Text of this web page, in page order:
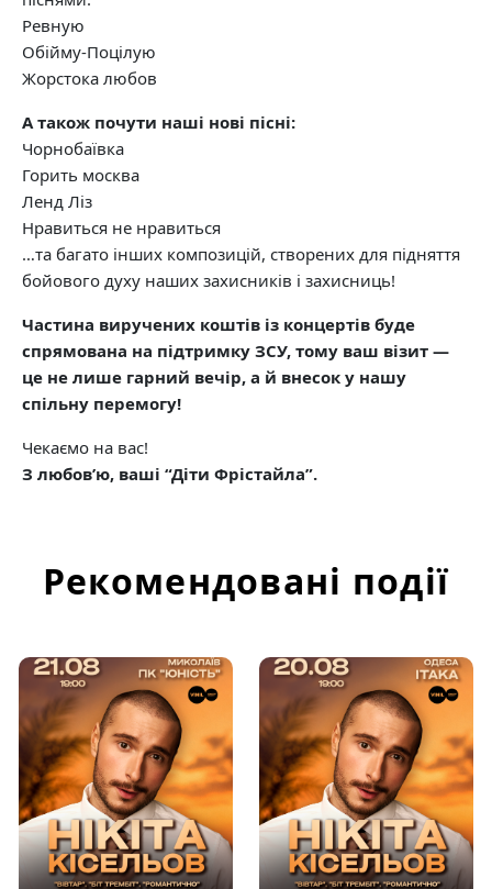
Ревную
Обійму-Поцілую
Жорстока любов
А також почути наші нові пісні:
Чорнобаївка
Горить москва
Ленд Ліз
Нравиться не нравиться
…та багато інших композицій, створених для підняття
бойового духу наших захисників і захисниць!
Частина виручених коштів із концертів буде
спрямована на підтримку ЗСУ, тому ваш візит —
це не лише гарний вечір, а й внесок у нашу
спільну перемогу!
Чекаємо на вас!
З любов’ю, ваші “Діти Фрістайла”.
Рекомендовані події